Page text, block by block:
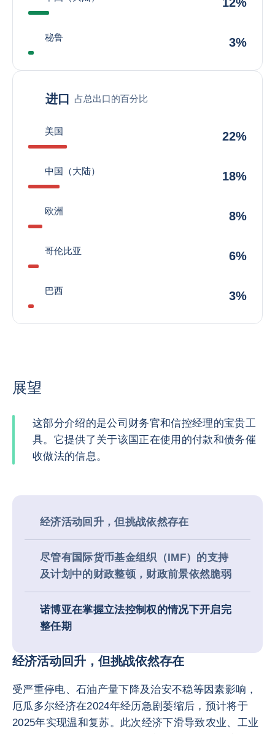
秘鲁 3%
进口 占总出口的百分比
美国 22%
中国（大陆） 18%
欧洲 8%
哥伦比亚 6%
巴西 3%
展望
这部分介绍的是公司财务官和信控经理的宝贵工
具。它提供了关于该国正在使用的付款和债务催
收做法的信息。
经济活动回升，但挑战依然存在
尽管有国际货币基金组织（IMF）的支持
及计划中的财政整顿，财政前景依然脆弱
诺博亚在掌握立法控制权的情况下开启完
整任期
经济活动回升，但挑战依然存在
受严重停电、石油产量下降及治安不稳等因素影响，
厄瓜多尔经济在2024年经历急剧萎缩后，预计将于
2025年实现温和复苏。此次经济下滑导致农业、工业